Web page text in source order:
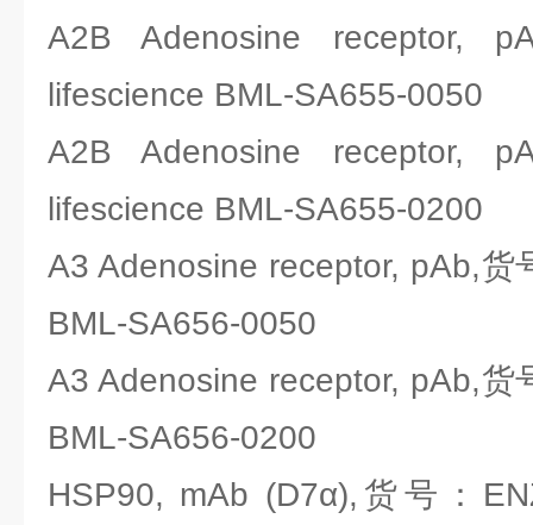
A2B Adenosine receptor,
lifescience BML-SA655-0050
A2B Adenosine receptor,
lifescience BML-SA655-0200
A3 Adenosine receptor, pAb,货
BML-SA656-0050
A3 Adenosine receptor, pAb,货
BML-SA656-0200
HSP90, mAb (D7α),货号：